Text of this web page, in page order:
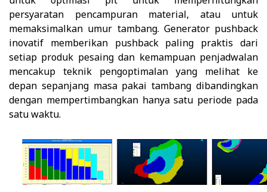
persyaratan pencampuran material, atau untuk
memaksimalkan umur tambang. Generator pushback
inovatif memberikan pushback paling praktis dari
setiap produk pesaing dan kemampuan penjadwalan
mencakup teknik pengoptimalan yang melihat ke
depan sepanjang masa pakai tambang dibandingkan
dengan mempertimbangkan hanya satu periode pada
satu waktu.